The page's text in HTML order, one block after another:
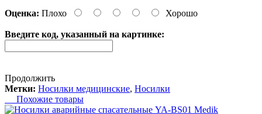
Оценка: Плохо Хорошо
Введите код, указанный на картинке:
Продолжить
Метки: Носилки медицинские, Носилки
Похожие товары